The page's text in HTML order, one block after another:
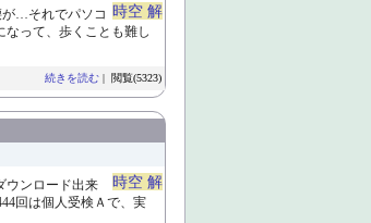
時空 解
が…それでパソコ
って、歩くことも難し
続きを読む | 閲覧(5323)
時空 解
ウンロード出来
回は個人受検Ａで、実